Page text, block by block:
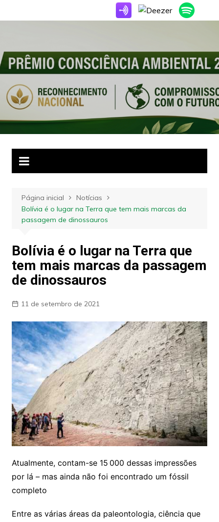
para
Página inicial
Notícias
Bolívia é o lugar na Terra que tem mais marcas da
passagem de dinossauros
Bolívia é o lugar na Terra que
tem mais marcas da passagem
de dinossauros
11 de setembro de 2021
Atualmente, contam-se 15 000 dessas impressões
por lá – mas ainda não foi encontrado um fóssil
completo
Entre as várias áreas da paleontologia, ciência que